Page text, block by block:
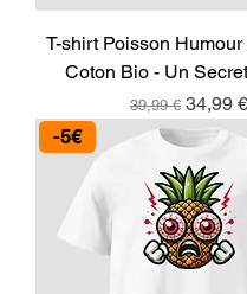
T-shirt Poisson
Coton Bio - Un
Prix original
39,99 € Prix
34,99 €
-5€